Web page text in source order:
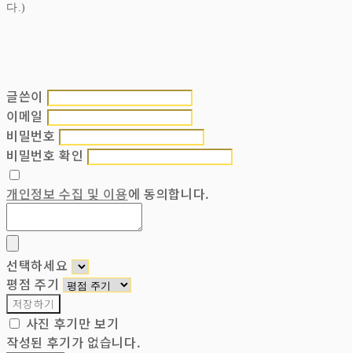
다.)
글쓴이
이메일
비밀번호
비밀번호 확인
개인정보 수집 및 이용에 동의합니다.
선택하세요
평점 주기
저장하기
사진 후기만 보기
작성된 후기가 없습니다.